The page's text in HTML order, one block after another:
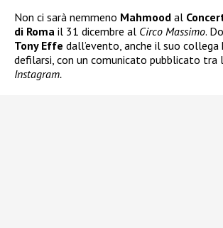
Non ci sarà nemmeno Mahmood al
di Roma il 31 dicembre al Circo Massimo.
Tony Effe dall’evento, anche il suo collega
defilarsi, con un comunicato pubblicato tra
Instagram.